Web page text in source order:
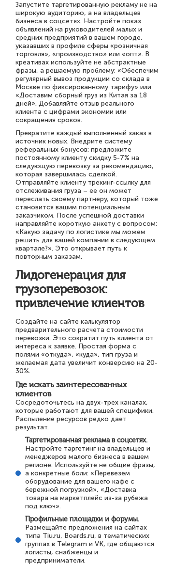
Запустите таргетированную рекламу не на
широкую аудиторию, а на владельцев
бизнеса в соцсетях. Настройте показ
объявлений на руководителей малых и
средних предприятий в вашем городе,
указавших в профиле сферы «розничная
торговля», «производство» или «опт». В
креативах используйте не абстрактные
фразы, а решаемую проблему: «Обеспечим
регулярный вывоз продукции со склада в
Москве по фиксированному тарифу» или
«Доставим сборный груз из Китая за 18
дней». Добавляйте отзыв реального
клиента с цифрами экономии или
сокращения сроков.
Превратите каждый выполненный заказ в
источник новых. Внедрите систему
реферальных бонусов: предложите
постоянному клиенту скидку 5-7% на
следующую перевозку за рекомендацию,
которая завершилась сделкой.
Отправляйте клиенту трекинг-ссылку для
отслеживания груза – ее он может
переслать своему партнеру, который тоже
становится вашим потенциальным
заказчиком. После успешной доставки
направляйте короткую анкету с вопросом:
«Какую задачу по логистике мы можем
решить для вашей компании в следующем
квартале?». Это открывает путь к
повторным заказам.
Лидогенерация для
грузоперевозок:
привлечение клиентов
Создайте на сайте калькулятор
предварительного расчета стоимости
перевозки. Это сократит путь клиента от
интереса к заявке. Простая форма с
полями «откуда», «куда», тип груза и
желаемая дата увеличит конверсию на 20-
30%.
Где искать заинтересованных
клиентов
Сосредоточьтесь на двух-трех каналах,
которые работают для вашей специфики.
Распыление ресурсов редко дает
результат.
Таргетированная реклама в соцсетях.
Настройте таргетинг на владельцев и
менеджеров малого бизнеса в вашем
регионе. Используйте не общие фразы,
а конкретные боли: «Перевезем
оборудование для вашего кафе с
бережной погрузкой», «Доставка
товара на маркетплейс из-за рубежа
под ключ».
Профильные площадки и форумы.
Размещайте предложения на сайтах
типа Tiu.ru, Boards.ru, в тематических
группах в Telegram и VK, где общаются
логисты, снабженцы и
предприниматели.